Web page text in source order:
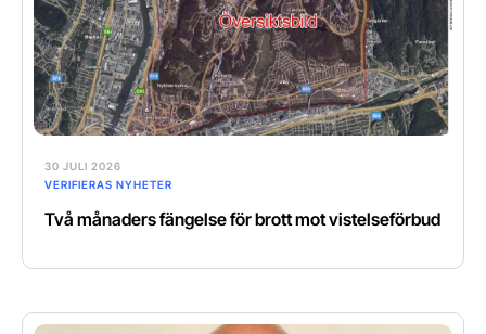
30 JULI 2026
VERIFIERAS NYHETER
Två månaders fängelse för brott mot vistelseförbud